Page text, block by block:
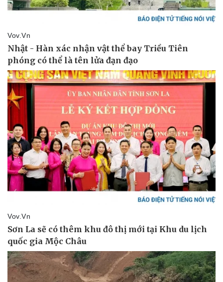
Vụ án
Tin nóng
Tư vấn luật
Quân sự - Quốc phòng
Việt Nam
Phân tích